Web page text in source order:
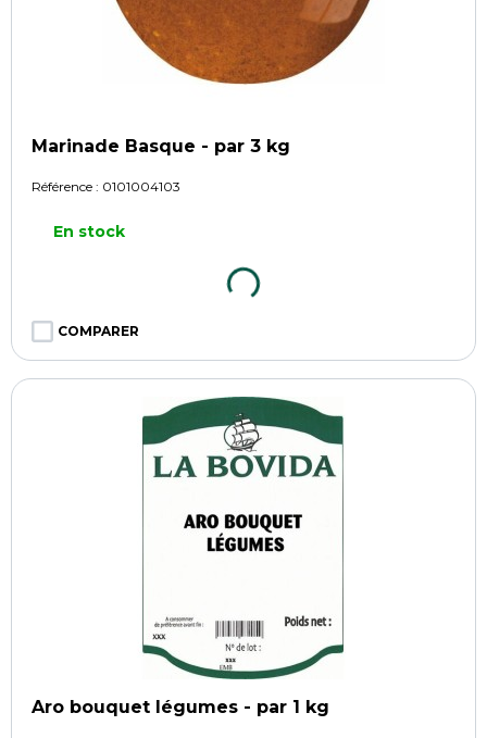
Marinade Basque - par 3 kg
Référence : 0101004103
En stock
COMPARER
Aro bouquet légumes - par 1 kg